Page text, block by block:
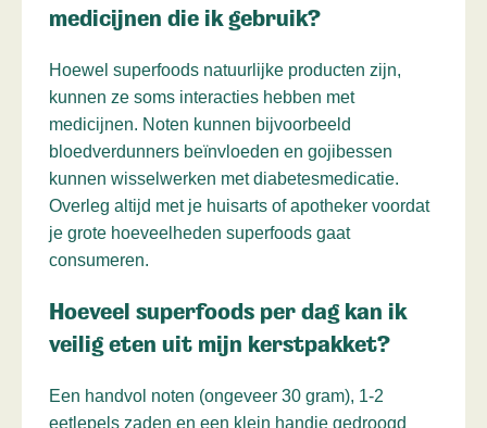
medicijnen die ik gebruik?
Hoewel superfoods natuurlijke producten zijn,
kunnen ze soms interacties hebben met
medicijnen. Noten kunnen bijvoorbeeld
bloedverdunners beïnvloeden en gojibessen
kunnen wisselwerken met diabetesmedicatie.
Overleg altijd met je huisarts of apotheker voordat
je grote hoeveelheden superfoods gaat
consumeren.
Hoeveel superfoods per dag kan ik
veilig eten uit mijn kerstpakket?
Een handvol noten (ongeveer 30 gram), 1-2
eetlepels zaden en een klein handje gedroogd